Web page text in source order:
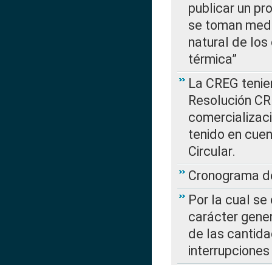
publicar un
se toman
natural de los
térmica”
La CREG
Resolución
tenido en
Circular.
Cronograma
Por la cual
carácter
de las